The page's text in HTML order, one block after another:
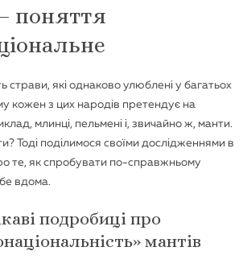
поняття
страви, які однаково улюблені у багатьох
кожен з цих народів претендує на
млинці, пельмені і, звичайно ж, манти.
Тоді поділимося своїми дослідженнями в
те, як спробувати по-справжньому
вдома.
подробиці про
мантів